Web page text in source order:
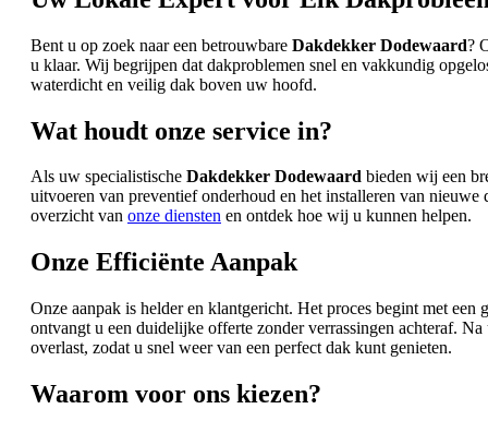
Bent u op zoek naar een betrouwbare Dakdekker Dodewaard?
u klaar. Wij begrijpen dat dakproblemen snel en vakkundig
waterdicht en veilig dak boven uw hoofd.
Wat houdt onze service in?
Als uw specialistische Dakdekker Dodewaard bieden wij een
uitvoeren van preventief onderhoud en het installeren van
overzicht van onze diensten en ontdek hoe wij u kunnen helpen.
Onze Efficiënte Aanpak
Onze aanpak is helder en klantgericht. Het proces begint met
ontvangt u een duidelijke offerte zonder verrassingen achteraf.
overlast, zodat u snel weer van een perfect dak kunt genieten.
Waarom voor ons kiezen?